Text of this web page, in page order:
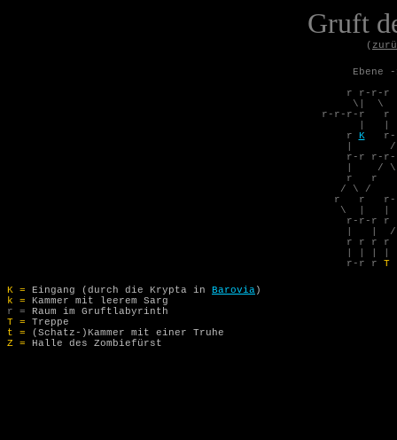
Gruft
(
Ebene
r r-r-
\| \
r-r-r-r
r Kr-r
| /
r-r r-
| /
r r r
/ \ /
r r r-
\ | |
r-r-r r
| |
r r
r-r r T
K = Eingang (durch die Krypta in Barovia)
k = Kammer mit leerem Sarg
r = Raum im Gruftlabyrinth
T = Treppe
t = (Schatz-)Kammer mit einer Truhe
Z = Halle des Zombiefürst